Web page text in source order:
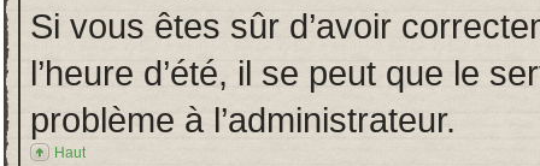
Si vous êtes sûr d’avoir
l’heure d’été, il se peut que le
problème à l’administrateur.
Haut